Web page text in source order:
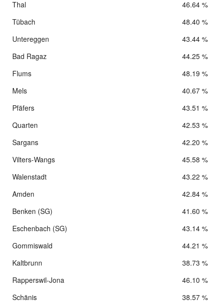
Thal
46.64 %
Tübach
48.40 %
Untereggen
43.44 %
Bad Ragaz
44.25 %
Flums
48.19 %
Mels
40.67 %
Pfäfers
43.51 %
Quarten
42.53 %
Sargans
42.20 %
Vilters-Wangs
45.58 %
Walenstadt
43.22 %
Amden
42.84 %
Benken (SG)
41.60 %
Eschenbach (SG)
43.14 %
Gommiswald
44.21 %
Kaltbrunn
38.73 %
Rapperswil-Jona
46.10 %
Schänis
38.57 %